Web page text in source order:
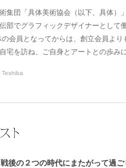
集団「具体美術協会（以下、具体
部でグラフィックデザイナーとし
会員となってからは、創立会員よ
宅を訪ね、ご自身とアートとの歩み
後の２つの時代にまたがって過